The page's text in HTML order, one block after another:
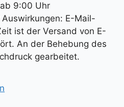
9:00 Uhr
E-Mail-
ist der Versand von E-
An der Behebung des
gearbeitet.